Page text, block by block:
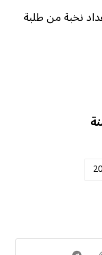
نخبة من طلبة